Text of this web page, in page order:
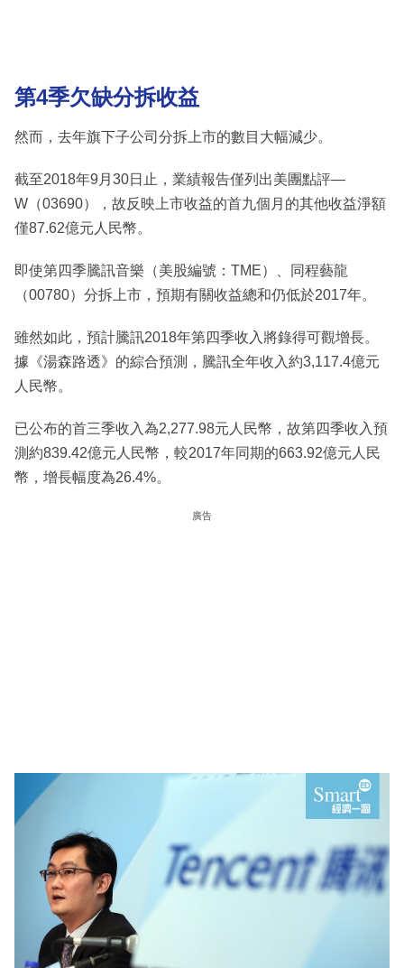
第4季欠缺分拆收益
然而，去年旗下子公司分拆上市的數目大幅減少。
截至2018年9月30日止，業績報告僅列出美團點評—
W（03690），故反映上市收益的首九個月的其他收益淨額
僅87.62億元人民幣。
即使第四季騰訊音樂（美股編號：TME）、同程藝龍
（00780）分拆上市，預期有關收益總和仍低於2017年。
雖然如此，預計騰訊2018年第四季收入將錄得可觀增長。
據《湯森路透》的綜合預測，騰訊全年收入約3,117.4億元
人民幣。
已公布的首三季收入為2,277.98元人民幣，故第四季收入預
測約839.42億元人民幣，較2017年同期的663.92億元人民
幣，增長幅度為26.4%。
廣告